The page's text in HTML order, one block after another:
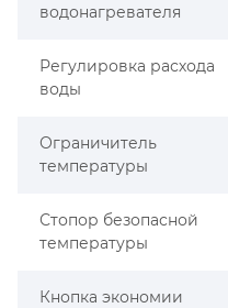
водонагревателя
Регулировка расхода
воды
Ограничитель
температуры
Стопор безопасной
температуры
Кнопка экономии